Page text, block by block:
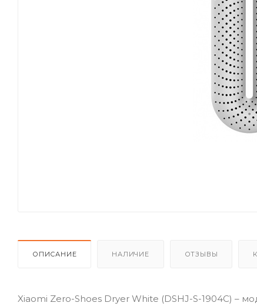
ОПИСАНИЕ НАЛИЧИЕ ОТЗЫВЫ
Xiaomi Zero-Shoes Dryer White (DSHJ-S-1904C) –